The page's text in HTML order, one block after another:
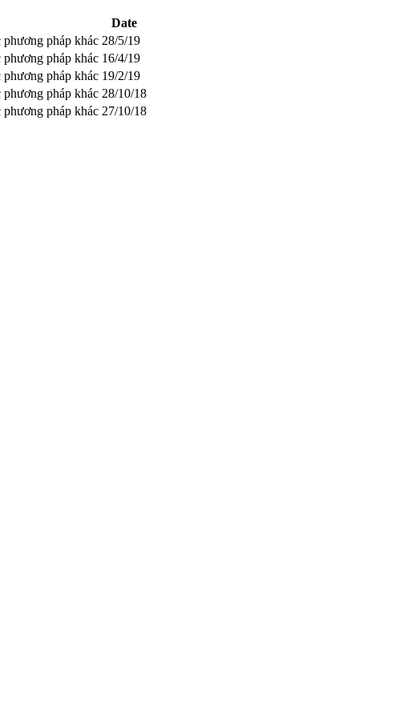
Date
phương pháp khác 28/5/19
phương pháp khác 16/4/19
phương pháp khác 19/2/19
phương pháp khác 28/10/18
phương pháp khác 27/10/18